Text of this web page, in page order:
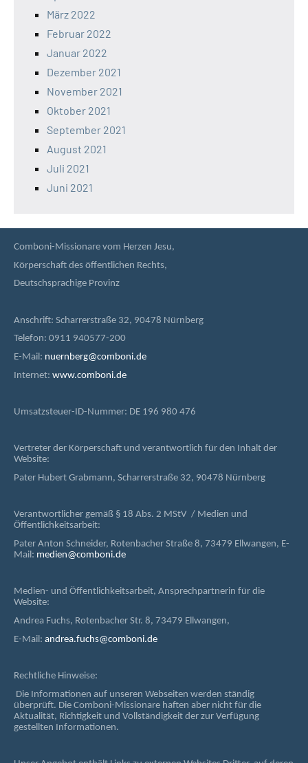
März 2022
Februar 2022
Januar 2022
Dezember 2021
November 2021
Oktober 2021
September 2021
August 2021
Juli 2021
Juni 2021
Comboni-Missionare vom Herzen Jesu,
Körperschaft des öffentlichen Rechts,
Deutschsprachige Provinz
Anschrift: Scharrerstraße 32, 90478 Nürnberg
Telefon: 0911 940577-200
E-Mail: nuernberg@comboni.de
Internet: www.comboni.de
Umsatzsteuer-ID-Nummer: DE 196 980 476
Vertreter der Körperschaft und verantwortlich für den Inhalt der
Website:
Pater Hubert Grabmann, Scharrerstraße 32, 90478 Nürnberg
Verantwortlicher gemäß § 18 Abs. 2 MStV / Medien und
Öffentlichkeitsarbeit:
Pater Anton Schneider, Rotenbacher Straße 8, 73479 Ellwangen, E-
Mail: medien@comboni.de
Medien- und Öffentlichkeitsarbeit, Ansprechpartnerin für die
Website:
Andrea Fuchs, Rotenbacher Str. 8, 73479 Ellwangen,
E-Mail: andrea.fuchs@comboni.de
Rechtliche Hinweise:
Die Informationen auf unseren Webseiten werden ständig
überprüft. Die Comboni-Missionare haften aber nicht für die
Aktualität, Richtigkeit und Vollständigkeit der zur Verfügung
gestellten Informationen.